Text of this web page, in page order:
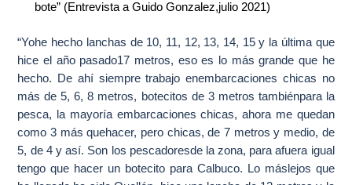
bote” (Entrevista a Guido Gonzalez,julio 2021)
“Yohe hecho lanchas de 10, 11, 12, 13, 14, 15 y la última que
hice el año pasado17 metros, eso es lo más grande que he
hecho. De ahí siempre trabajo enembarcaciones chicas no
más de 5, 6, 8 metros, botecitos de 3 metros tambiénpara la
pesca, la mayoría embarcaciones chicas, ahora me quedan
como 3 más quehacer, pero chicas, de 7 metros y medio, de
5, de 4 y así. Son los pescadoresde la zona, para afuera igual
tengo que hacer un botecito para Calbuco. Lo máslejos que